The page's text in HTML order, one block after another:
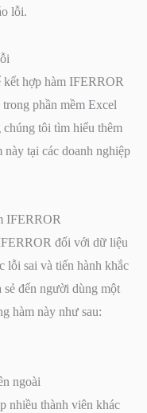
lỗi.
hợp hàm IFERROR
phần mềm Excel
chúng tôi tìm hiểu thêm
tại các doanh nghiệp
IFERROR
đối với dữ liệu
lỗi sai và tiến hành khắc
đến người dùng một
hàm này như sau:
nhiều thành viên khác